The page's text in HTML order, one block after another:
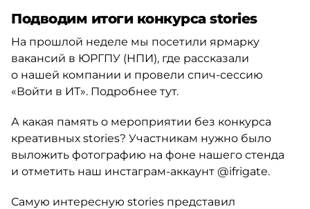
Подводим итоги конкурса stories
На прошлой неделе мы посетили ярмарку
вакансий в ЮРГПУ (НПИ), где рассказали
о нашей компании и провели спич-сессию
«Войти в ИТ». Подробнее тут.
А какая память о мероприятии без конкурса
креативных stories? Участникам нужно было
выложить фотографию на фоне нашего стенда
и отметить наш инстаграм-аккаунт @ifrigate.
Самую интересную stories представил